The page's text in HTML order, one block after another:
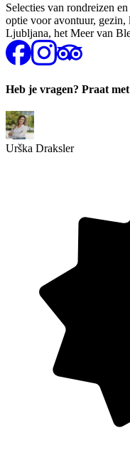
Selecties van rondreizen
optie voor avontuur, gezin,
Ljubljana, het Meer van
Heb je vragen? Praat
Urška Draksler